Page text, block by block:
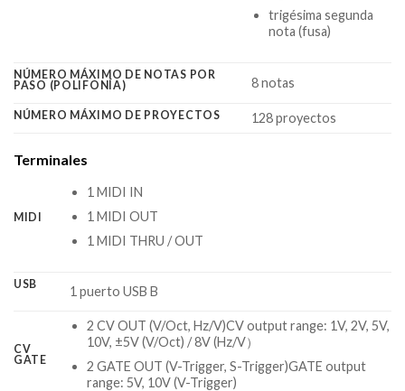
trigésima segunda
nota (fusa)
NÚMERO MÁXIMO DE NOTAS POR
PASO (POLIFONÍA)
8 notas
NÚMERO MÁXIMO DE PROYECTOS 128 proyectos
Terminales
MIDI
1 MIDI IN
1 MIDI OUT
1 MIDI THRU / OUT
USB 1 puerto USB B
CV
GATE
2 CV OUT (V/Oct, Hz/V)CV output range: 1V, 2V, 5V,
10V, ±5V (V/Oct) / 8V (Hz/V）
2 GATE OUT (V-Trigger, S-Trigger)GATE output
range: 5V, 10V (V-Trigger)